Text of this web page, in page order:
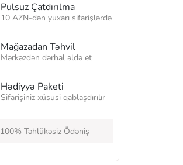
Pulsuz Çatdırılma
10 AZN-dən yuxarı sifarişlərdə
Mağazadan Təhvil
Mərkəzdən dərhal əldə et
Hədiyyə Paketi
Sifarişiniz xüsusi qablaşdırılır
100% Təhlükəsiz Ödəniş